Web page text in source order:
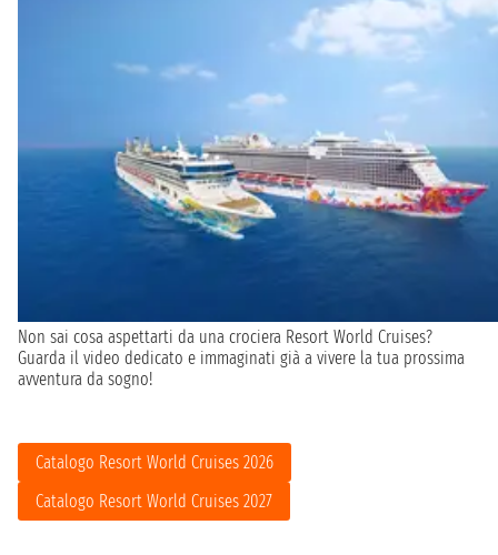
Non sai cosa aspettarti da una crociera Resort World Cruises?
Guarda il video dedicato e immaginati già a vivere la tua prossima
avventura da sogno!
Catalogo Resort World Cruises 2026
Catalogo Resort World Cruises 2027